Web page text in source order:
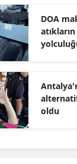
DOA
oldu